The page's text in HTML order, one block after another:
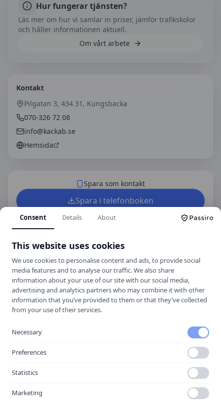
Hur fungerar tjänsten?
Läs mer om hur vi samlar in priser, jämför trafikskolor
och håller informationen aktuell.
Om vårt arbete
Kontakt
Pilgatan 3, 434 31, Kungsbacka
070-326 72 08
info@kackab.se
Hemsida
Spara som kontakt
Spara i telefonboken
Laddar ner ett kontaktkort som du kan lägga
Hitta hit
Consent Details About
This website uses cookies
We use cookies to personalise content and ads, to provide social
media features and to analyse our traffic. We also share
information about your use of our site with our social media,
advertising and analytics partners who may combine it with other
information that you’ve provided to them or that they’ve collected
from your use of their services.
Necessary
Preferences
Statistics
Marketing